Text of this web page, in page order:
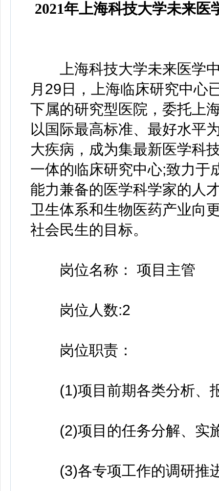
2021年上海科技大学未来
上海科技大学未来医学中
月29日，上海临床研究中心
下属的研究型医院，委托上
以国际最高标准、最好水平
大疾病，成为集最新医学科
一体的临床研究中心;致力于
能力兼备的医学科学家的人
卫生体系和生物医药产业向
社会民生的目标。
岗位名称： 项目主管
岗位人数:2
岗位职责：
(1)项目前期各类分析、
(2)项目的任务分解、实
(3)各专项工作的调研推